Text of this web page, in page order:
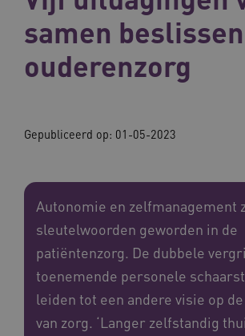
samen
ouderenzorg
Gepubliceerd op: 01-05-2023
Autonomie en zelfmanagement
sleutelwoorden geworden in de
patiëntenzorg. De dubbele
toenemende personele
leiden tot een andere visie op
van zorg. ‘Langer zelfstandig